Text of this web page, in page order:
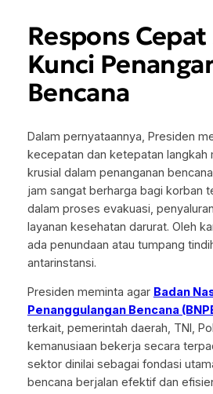
Respons
Kunci
Bencana
Dalam pernyataannya, Presiden
kecepatan dan ketepatan langkah
krusial dalam penanganan
jam sangat berharga bagi korban
dalam proses evakuasi,
layanan kesehatan darurat. Oleh
ada penundaan atau tumpang
antarinstansi.
Presiden meminta agar Badan
Penanggulangan Bencana
terkait, pemerintah daerah, TNI,
kemanusiaan bekerja secara
sektor dinilai sebagai fondasi
bencana berjalan efektif dan